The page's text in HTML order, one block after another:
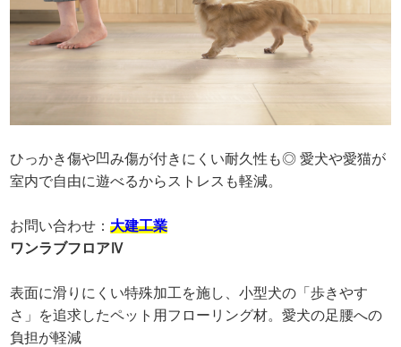
ひっかき傷や凹み傷が付きにくい耐久性も◎ 愛犬や愛猫が
室内で自由に遊べるからストレスも軽減。
お問い合わせ：大建工業
ワンラブフロアⅣ
表面に滑りにくい特殊加工を施し、小型犬の「歩きやす
さ」を追求したペット用フローリング材。愛犬の足腰への
負担が軽減